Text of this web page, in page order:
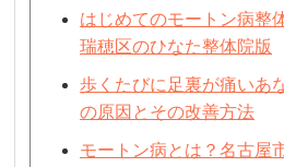
はじめてのモートン病整
瑞穂区のひなた整体院版
歩くたびに足裏が痛いあ
の原因とその改善方法
モートン病とは？名古屋